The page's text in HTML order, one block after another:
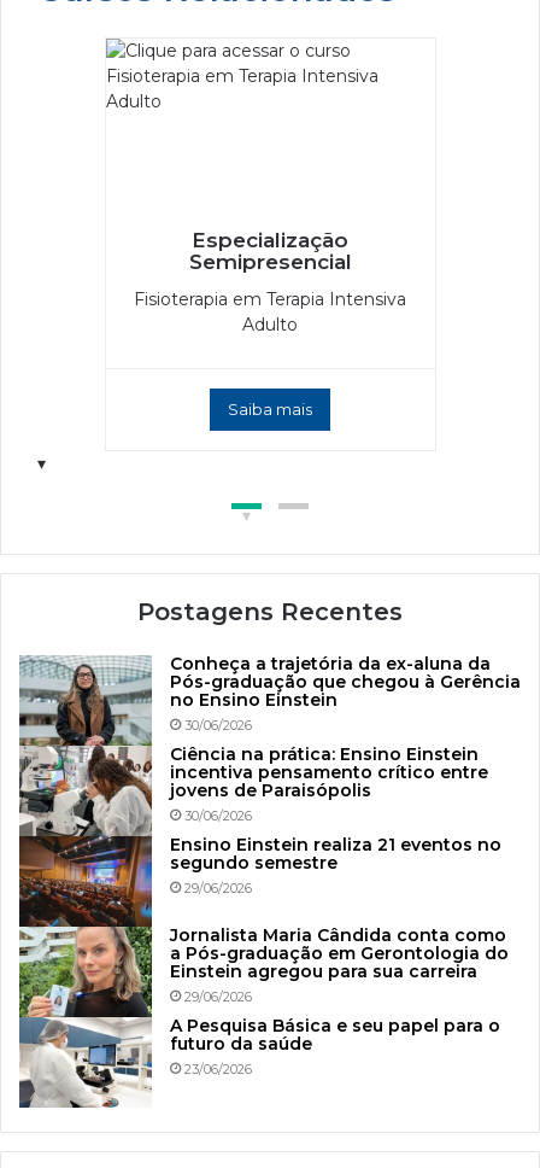
Especialização
Semipresencial
Fisioterapia em Terapia Intensiva
Adulto
Saiba mais
Postagens Recentes
Conheça a trajetória da ex-aluna da
Pós-graduação que chegou à Gerência
no Ensino Einstein
30/06/2026
Ciência na prática: Ensino Einstein
incentiva pensamento crítico entre
jovens de Paraisópolis
30/06/2026
Ensino Einstein realiza 21 eventos no
segundo semestre
29/06/2026
Jornalista Maria Cândida conta como
a Pós-graduação em Gerontologia do
Einstein agregou para sua carreira
29/06/2026
A Pesquisa Básica e seu papel para o
futuro da saúde
23/06/2026